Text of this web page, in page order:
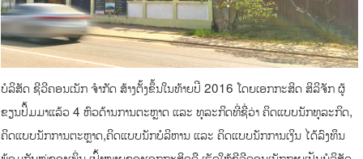
ບໍລິສັດ ຊີວີຄອນເນັກ ຈຳກັດ ສ້າງຕັ້ງຂຶ້ນໃນທ້າຍປີ 2016 ໂດຍເອກກະສິດ ສິລິຈັກ ຜູ້
ຂຽນປື້ມມາແລ້ວ 4 ຫົວດ້ານການຕະຫຼາດ ແລະ ທຸລະກິດທີ່ຊື່ວ່າ ຄິດແບບນັກທຸລະກິດ,​
ຄິດແບບນັກການຕະຫຼາດ,​ຄິດແບບນັກບໍລິຫານ ແລະ ຄິດແບບນັກການເງິນ ໄດ້ລົງທຶນ